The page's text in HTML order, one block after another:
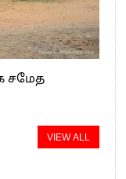
சமேத
VIEW ALL